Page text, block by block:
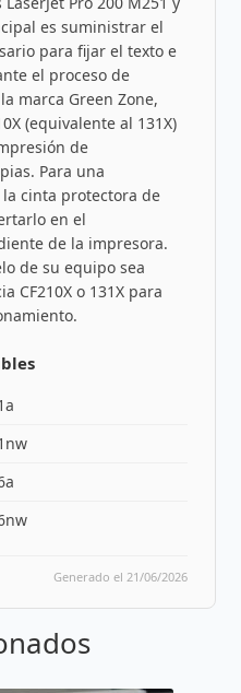
es suministrar el
para fijar el texto e
el proceso de
marca Green Zone,
(equivalente al 131X)
de
Para una
cinta protectora de
en el
de la impresora.
de su equipo sea
CF210X o 131X para
Generado el 21/06/2026